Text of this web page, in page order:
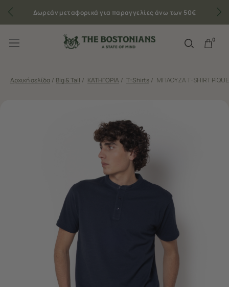
Δωρεάν μεταφορικά για παραγγελίες άνω των 50€
0
Αρχική σελίδα / Big & Tall / ΚΑΤΗΓΟΡΙΑ / T-Shirts / ΜΠΛΟΥΖΑ T-SHIRT